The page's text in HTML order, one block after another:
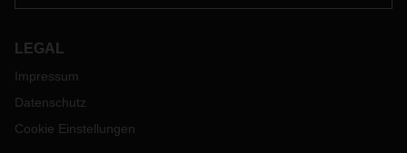
LEGAL
Impressum
Datenschutz
Cookie Einstellungen